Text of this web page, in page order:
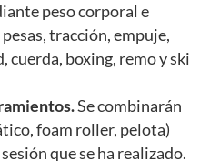
peso corporal e
tracción, empuje,
cuerda, boxing, remo y ski
Se combinarán
foam roller, pelota)
que se ha realizado.